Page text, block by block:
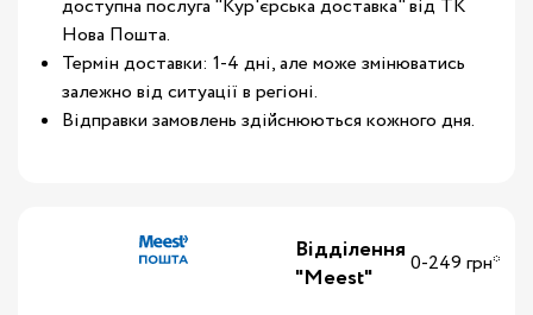
доступна послуга "Кур'єрська доставка" від ТК
Нова Пошта.
Термін доставки: 1-4 дні, але може змінюватись
залежно від ситуації в регіоні.
Відправки замовлень здійснюються кожного дня.
Відділення
"Meest"
0-249 грн*